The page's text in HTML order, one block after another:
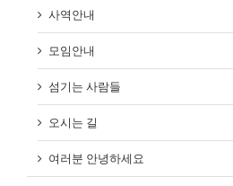
사역안내
모임안내
섬기는 사람들
오시는 길
여러분 안녕하세요